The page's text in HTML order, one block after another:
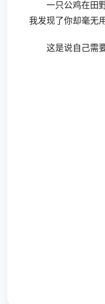
一只公鸡在田野
我发现了你却毫无
这是说自己需要